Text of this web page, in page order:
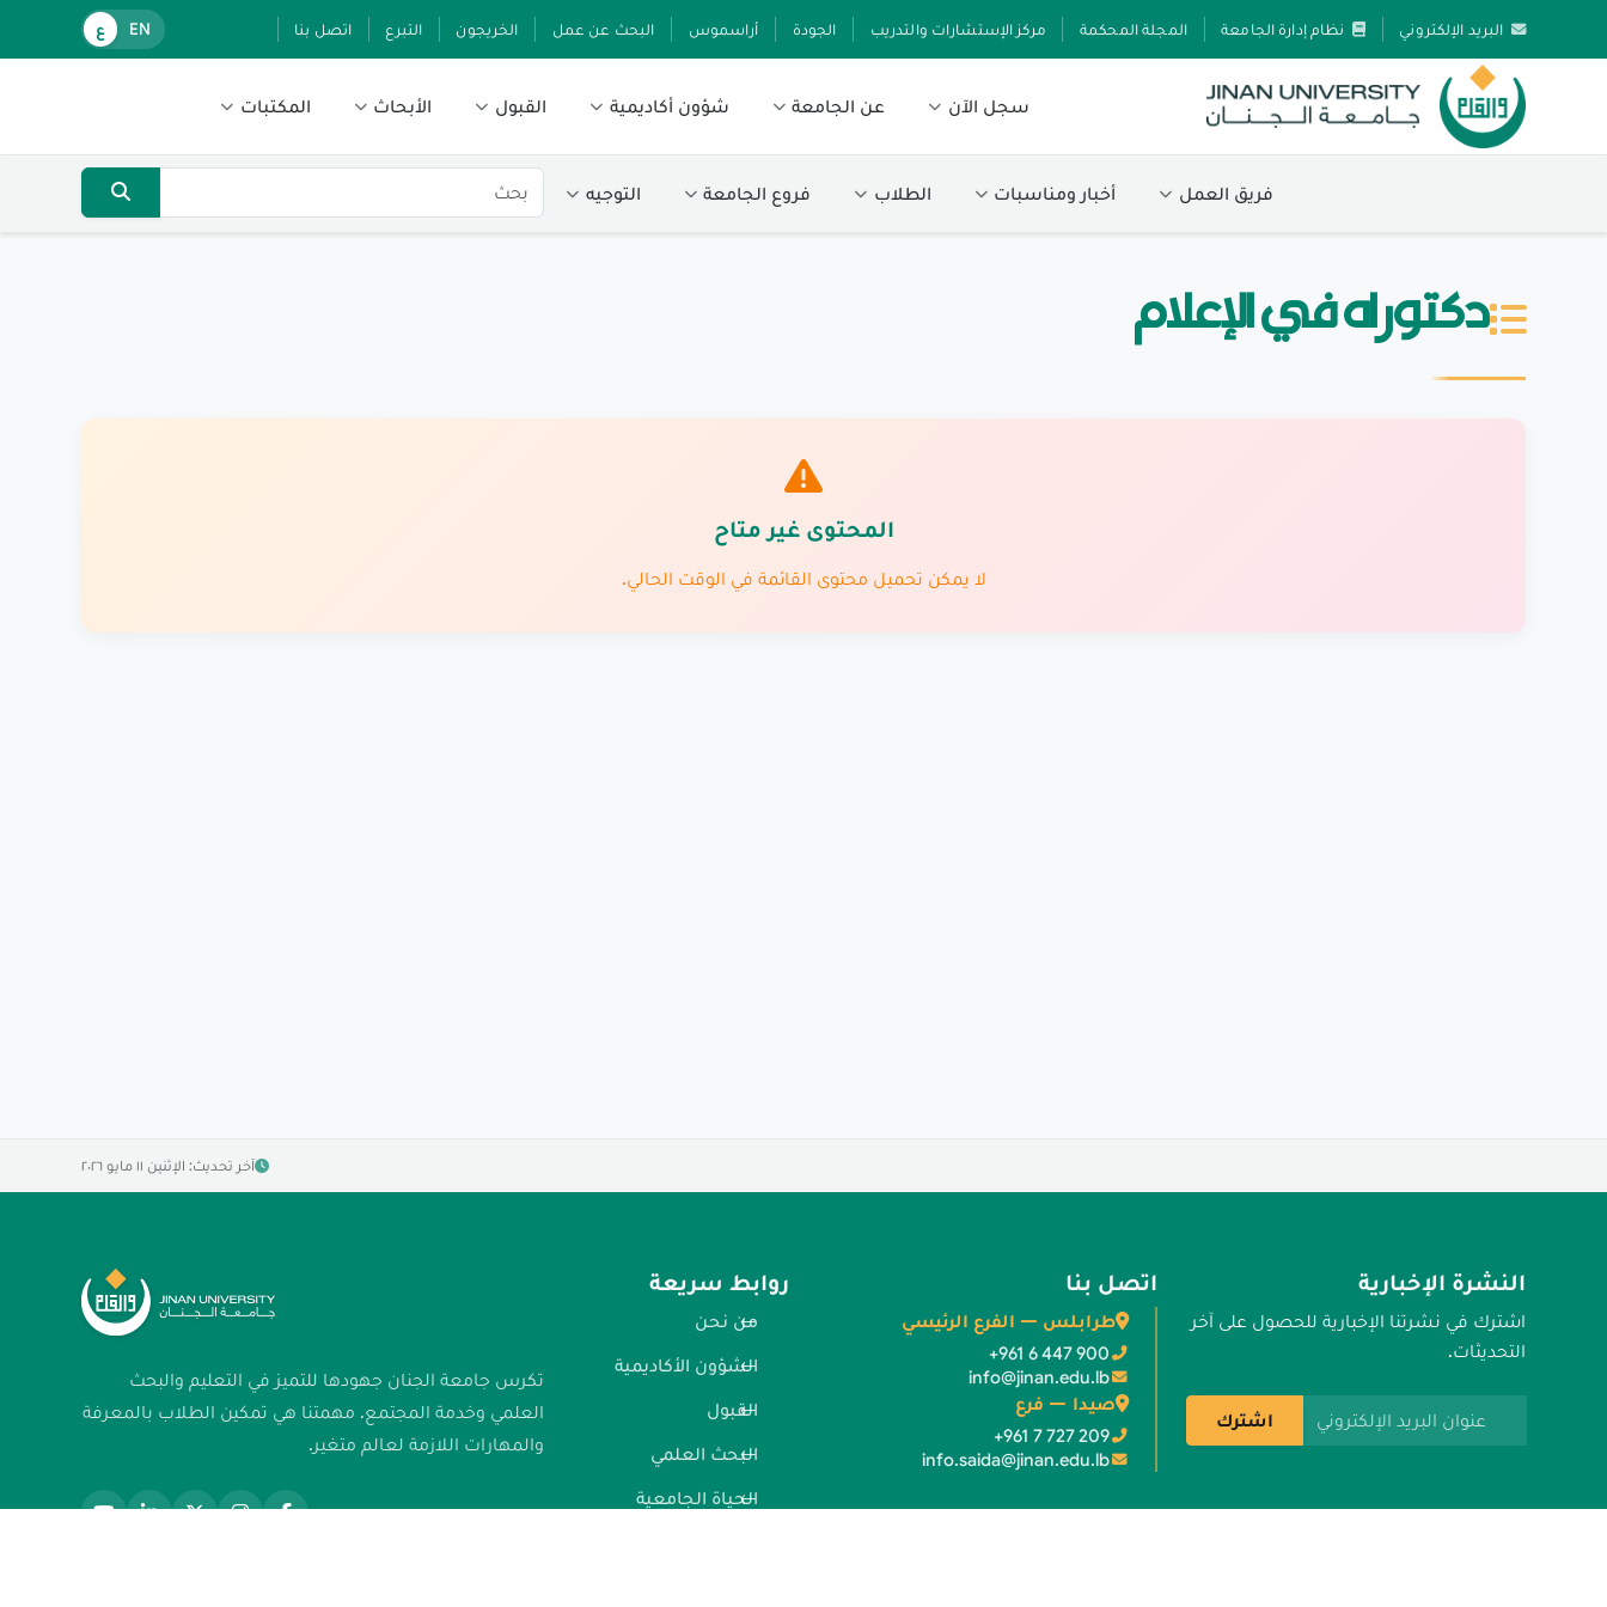
البريد الإلكتروني نظام إدارة الجامعة المجلة المحكمة مركز الإستشارات والتدريب الجودة أراسموس البحث عن عمل الخريجون التبرع اتصل بنا EN ع
سجل الآن عن الجامعة شؤون أكاديمية القبول الأبحاث المكتبات
فريق العمل أخبار ومناسبات الطلاب فروع الجامعة التوجيه
دكتوراه في الإعلام
المحتوى غير متاح
لا يمكن تحميل محتوى القائمة في الوقت الحالي.
آخر تحديث: الإثنين ١١ مايو ٢٠٢٦
تكرس جامعة الجنان جهودها للتميز في التعليم والبحث
العلمي وخدمة المجتمع. مهمتنا هي تمكين الطلاب بالمعرفة
والمهارات اللازمة لعالم متغير.
روابط سريعة
من نحن
الشؤون الأكاديمية
القبول
البحث العلمي
الحياة الجامعية
اتصل بنا
طرابلس — الفرع الرئيسي
+961 6 447 900
info@jinan.edu.lb
صيدا — فرع
+961 7 727 209
info.saida@jinan.edu.lb
النشرة الإخبارية
اشترك في نشرتنا الإخبارية للحصول على آخر
التحديثات.
عنوان البريد الإلكتروني اشترك